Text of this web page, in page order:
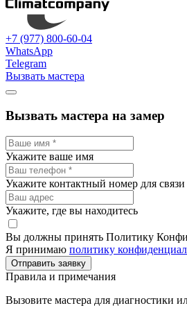
+7 (977) 800-60-04
WhatsApp
Telegram
Вызвать мастера
Вызвать мастера на замер
Укажите ваше имя
Укажите контактный номер для связи
Укажите, где вы находитесь
Вы должны принять Политику
Я принимаю политику
Отправить заявку
Правила и примечания
Вызовите мастера для диагностики